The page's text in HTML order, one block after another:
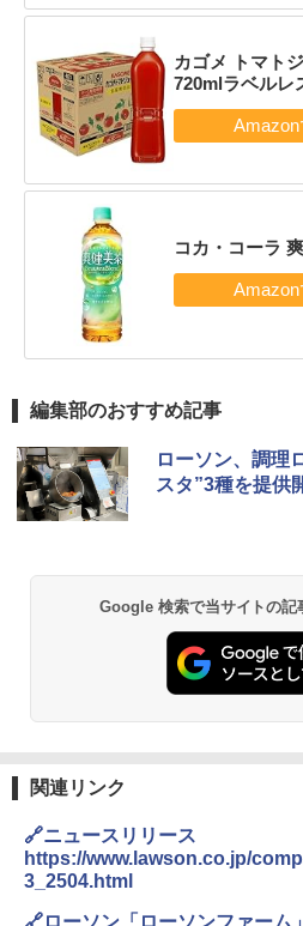
カゴメ トマト
720mlラベルレ
コカ・コーラ
編集部のおすすめ記事
ローソン、調理
スタ”3種を提供
Google 検索で当サイトの記
関連リンク
🔗ニュースリリース
https://www.lawson.co.jp/
3_2504.html